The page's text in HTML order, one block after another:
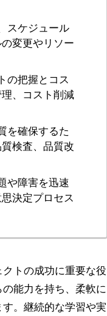
スケジュール
変更やリソー
の把握とコス
、コスト削減
を確保するた
検査、品質改
や障害を迅速
決定プロセス
トの成功に重要な役
能力を持ち、柔軟に
。継続的な学習や実